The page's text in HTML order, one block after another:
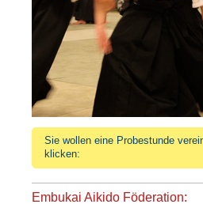
Sie wollen eine Probestunde
klicken:
Embukai Aikido Föderation: